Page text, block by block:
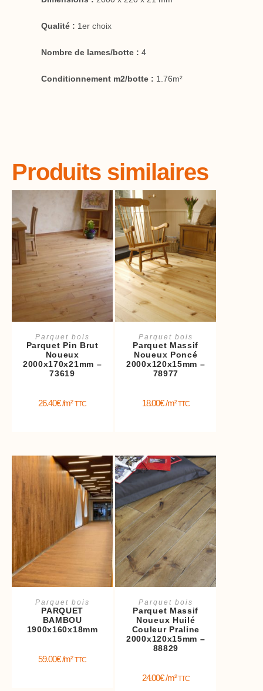
Qualité : 1er choix
Nombre de lames/botte : 4
Conditionnement m2/botte : 1.76m²
Produits similaires
Parquet bois
Parquet Pin Brut
Noueux
2000x170x21mm –
73619
26.40€/m²TTC
Parquet bois
Parquet Massif
Noueux Poncé
2000x120x15mm –
78977
18.00€/m²TTC
Parquet bois
PARQUET
BAMBOU
1900x160x18mm
59.00€/m²TTC
Parquet bois
Parquet Massif
Noueux Huilé
Couleur Praline
2000x120x15mm –
88829
24.00€/m²TTC